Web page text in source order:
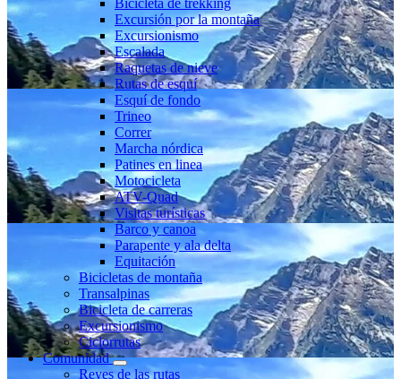
Bicicleta de trekking
Excursión por la montaña
Excursionismo
Escalada
Raquetas de nieve
Rutas de esquí
Esquí de fondo
Trineo
Correr
Marcha nórdica
Patines en linea
Motocicleta
ATV-Quad
Visitas turísticas
Barco y canoa
Parapente y ala delta
Equitación
Bicicletas de montaña
Transalpinas
Bicicleta de carreras
Excursionismo
Ciclorrutas
Comunidad
Reyes de las rutas